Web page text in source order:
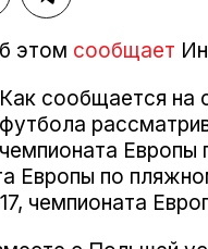
б этом сообщает
Как сообщается на
футбола
чемпионата
Европы по
чемпионата